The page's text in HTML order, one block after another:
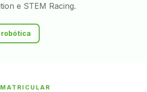
e STEM Racing.
robótica